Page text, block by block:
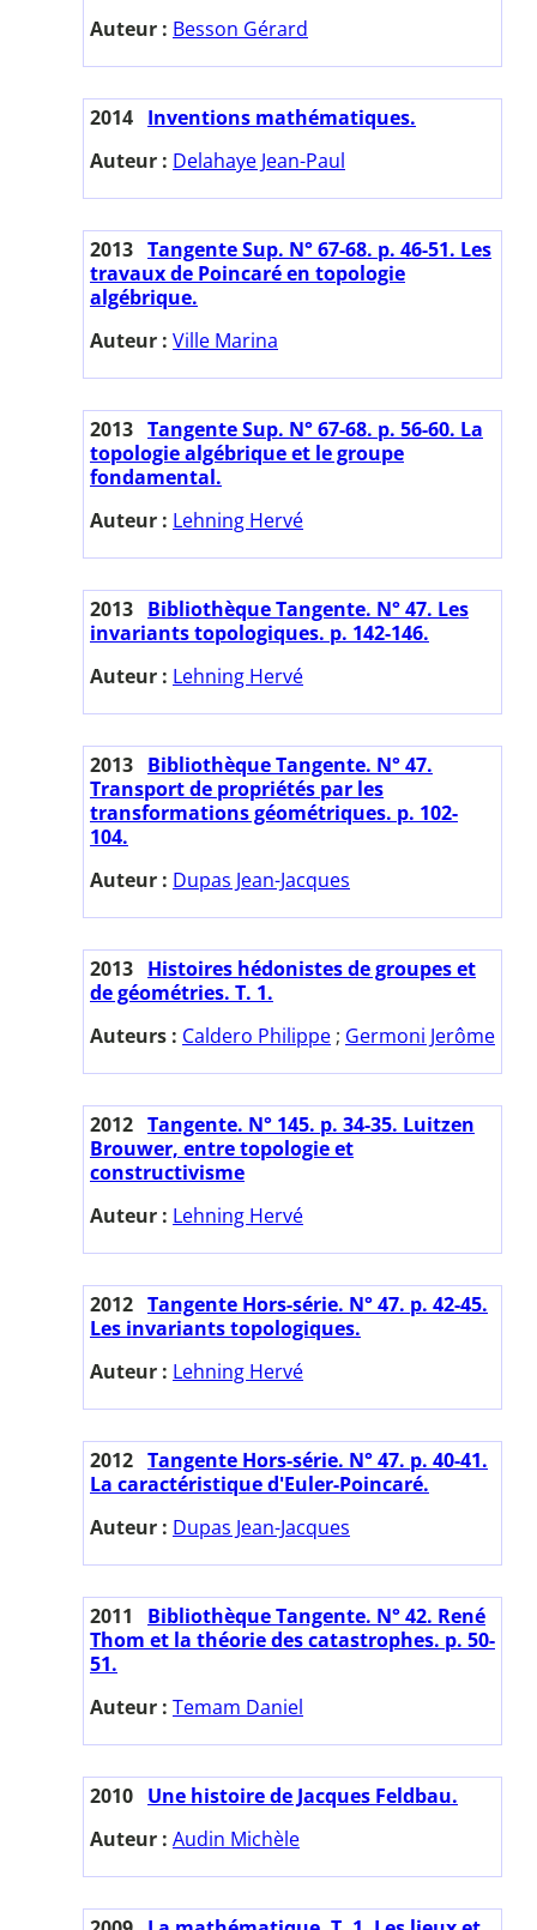
Auteur : Besson Gérard
2014 Inventions mathématiques.
Auteur : Delahaye Jean-Paul
2013 Tangente Sup. N° 67-68. p. 46-51. Les
travaux de Poincaré en topologie
algébrique.
Auteur : Ville Marina
2013 Tangente Sup. N° 67-68. p. 56-60. La
topologie algébrique et le groupe
fondamental.
Auteur : Lehning Hervé
2013 Bibliothèque Tangente. N° 47. Les
invariants topologiques. p. 142-146.
Auteur : Lehning Hervé
2013 Bibliothèque Tangente. N° 47.
Transport de propriétés par les
transformations géométriques. p. 102-
104.
Auteur : Dupas Jean-Jacques
2013 Histoires hédonistes de groupes et
de géométries. T. 1.
Auteurs : Caldero Philippe ; Germoni Jerôme
2012 Tangente. N° 145. p. 34-35. Luitzen
Brouwer, entre topologie et
constructivisme
Auteur : Lehning Hervé
2012 Tangente Hors-série. N° 47. p. 42-45.
Les invariants topologiques.
Auteur : Lehning Hervé
2012 Tangente Hors-série. N° 47. p. 40-41.
La caractéristique d'Euler-Poincaré.
Auteur : Dupas Jean-Jacques
2011
Bibliothèque Tangente. N° 42. René
Thom et la théorie des catastrophes. p. 50-
51.
Auteur : Temam Daniel
2010 Une histoire de Jacques Feldbau.
Auteur : Audin Michèle